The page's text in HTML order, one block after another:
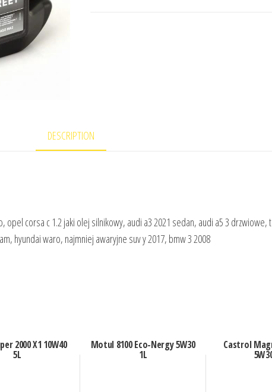
DESCRIPTION
opel corsa c 1.2 jaki olej silnikowy, audi a3 2021 sedan, audi a5 3 drzwiowe,
hyundai waro, najmniej awaryjne suv y 2017, bmw 3 2008
2000 X1 10W40
5L
Motul 8100 Eco-Nergy 5W30
1L
Castrol